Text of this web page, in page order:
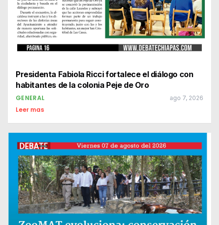
Presidenta Fabiola Ricci fortalece el diálogo con
habitantes de la colonia Peje de Oro
GENERAL ago 7, 2026
Leer mas